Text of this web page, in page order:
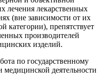
лечения лекарственных
(вне зависимости от их
категории), препятствует
производителей
изделий.
по государственному
медицинской деятельности